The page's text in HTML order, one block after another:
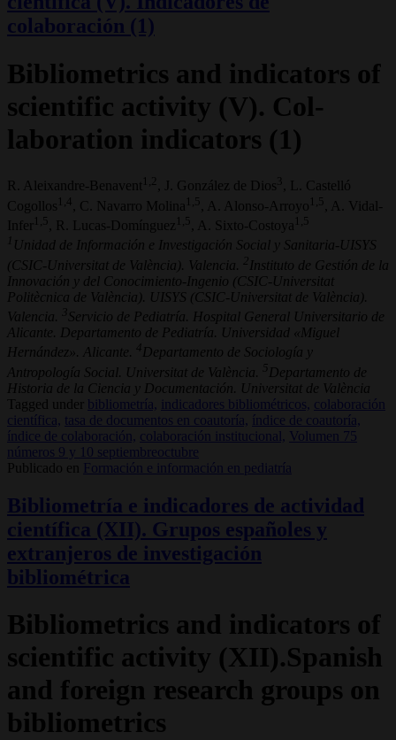
colaboración (1)
Bibliometrics and indicators of
scientific activity (V). Col-
laboration indicators (1)
R. Aleixandre-Benavent 1,2 , J. González de Dios 3
, L. Castelló
Cogollos 1,4 , C. Navarro Molina 1,5 , A. Alonso-Arroyo 1,5
, A. Vidal-
Infer 1,5 , R. Lucas-Domínguez 1,5 , A. Sixto-Costoya 1,5
1 Unidad de Información e Investigación Social y Sanitaria-UISYS
(CSIC-Universitat de València). Valencia.
2 Instituto de Gestión de la
Innovación y del Conocimiento-Ingenio (CSIC-Universitat
Politècnica de València). UISYS (CSIC-Universitat de València).
Valencia.
3 Servicio de Pediatría. Hospital General Universitario de
Alicante. Departamento de Pediatría. Universidad «Miguel
Hernández». Alicante.
4 Departamento de Sociología y
Antropología Social. Universitat de València. 5 Departamento de
Historia de la Ciencia y Documentación. Universitat de València
Tagged under
bibliometría, indicadores bibliométricos, colaboración
científica, tasa de documentos en coautoría,
índice de coautoría,
índice de colaboración,
colaboración institucional,
Volumen 75
números 9 y 10 septiembreoctubre
Publicado en
Formación e información en pediatría
Bibliometría e indicadores de actividad
científica (XII). Grupos españoles y
extranjeros de investigación
bibliométrica
Bibliometrics and indicators of
scientific activity (XII).Spanish
and foreign research groups on
bibliometrics